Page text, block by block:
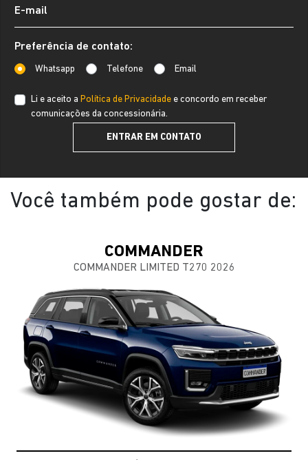
Preferência de contato:
Whatsapp Telefone Email
Li e aceito a Política de Privacidade e concordo em receber
comunicações da concessionária.
ENTRAR EM CONTATO
Você também pode gostar de:
COMMANDER
COMMANDER LIMITED T270 2026